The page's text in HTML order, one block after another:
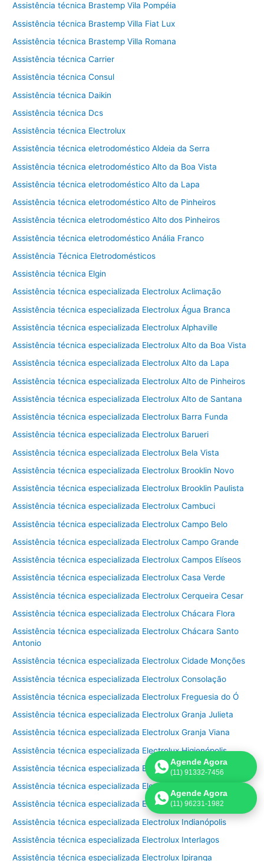
Assistência técnica Brastemp Vila Pompéia
Assistência técnica Brastemp Villa Fiat Lux
Assistência técnica Brastemp Villa Romana
Assistência técnica Carrier
Assistência técnica Consul
Assistência técnica Daikin
Assistência técnica Dcs
Assistência técnica Electrolux
Assistência técnica eletrodoméstico Aldeia da Serra
Assistência técnica eletrodoméstico Alto da Boa Vista
Assistência técnica eletrodoméstico Alto da Lapa
Assistência técnica eletrodoméstico Alto de Pinheiros
Assistência técnica eletrodoméstico Alto dos Pinheiros
Assistência técnica eletrodoméstico Anália Franco
Assistência Técnica Eletrodomésticos
Assistência técnica Elgin
Assistência técnica especializada Electrolux Aclimação
Assistência técnica especializada Electrolux Água Branca
Assistência técnica especializada Electrolux Alphaville
Assistência técnica especializada Electrolux Alto da Boa Vista
Assistência técnica especializada Electrolux Alto da Lapa
Assistência técnica especializada Electrolux Alto de Pinheiros
Assistência técnica especializada Electrolux Alto de Santana
Assistência técnica especializada Electrolux Barra Funda
Assistência técnica especializada Electrolux Barueri
Assistência técnica especializada Electrolux Bela Vista
Assistência técnica especializada Electrolux Brooklin Novo
Assistência técnica especializada Electrolux Brooklin Paulista
Assistência técnica especializada Electrolux Cambuci
Assistência técnica especializada Electrolux Campo Belo
Assistência técnica especializada Electrolux Campo Grande
Assistência técnica especializada Electrolux Campos Elíseos
Assistência técnica especializada Electrolux Casa Verde
Assistência técnica especializada Electrolux Cerqueira Cesar
Assistência técnica especializada Electrolux Chácara Flora
Assistência técnica especializada Electrolux Chácara Santo
Antonio
Assistência técnica especializada Electrolux Cidade Monções
Assistência técnica especializada Electrolux Consolação
Assistência técnica especializada Electrolux Freguesia do Ó
Assistência técnica especializada Electrolux Granja Julieta
Assistência técnica especializada Electrolux Granja Viana
Assistência técnica especializada Electrolux Higienópolis
Assistência técnica especializada Electrolux Horto Florestal
Assistência técnica especializada Electrolux Ibirapuera
Assistência técnica especializada Electrolux Imirim
Assistência técnica especializada Electrolux Indianópolis
Assistência técnica especializada Electrolux Interlagos
Assistência técnica especializada Electrolux Ipiranga
Agende Agora
(11) 91332-7456
Agende Agora
(11) 96231-1982